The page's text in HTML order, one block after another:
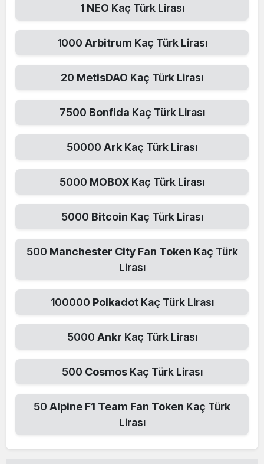
1 NEO Kaç Türk Lirası
1000 Arbitrum Kaç Türk Lirası
20 MetisDAO Kaç Türk Lirası
7500 Bonfida Kaç Türk Lirası
50000 Ark Kaç Türk Lirası
5000 MOBOX Kaç Türk Lirası
5000 Bitcoin Kaç Türk Lirası
500 Manchester City Fan Token Kaç Türk
Lirası
100000 Polkadot Kaç Türk Lirası
5000 Ankr Kaç Türk Lirası
500 Cosmos Kaç Türk Lirası
50 Alpine F1 Team Fan Token Kaç Türk
Lirası